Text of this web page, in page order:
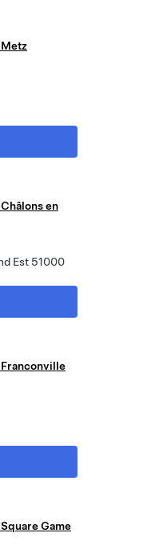
en
Est 51000
Franconville
Game